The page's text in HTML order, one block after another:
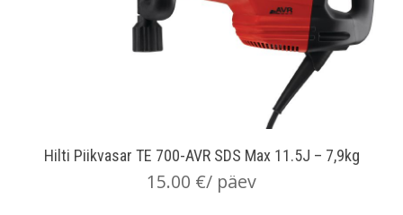
Hilti Piikvasar TE 700-AVR SDS Max 11.5J – 7,9kg
15.00 €/ päev